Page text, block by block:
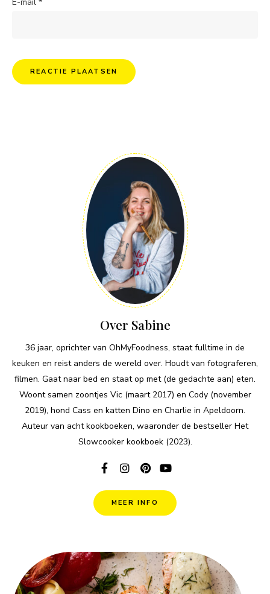
Over Sabine
36 jaar, oprichter van OhMyFoodness, staat fulltime in de
keuken en reist anders de wereld over. Houdt van fotograferen,
filmen. Gaat naar bed en staat op met (de gedachte aan) eten.
Woont samen zoontjes Vic (maart 2017) en Cody (november
2019), hond Cass en katten Dino en Charlie in Apeldoorn.
Auteur van acht kookboeken, waaronder de bestseller Het
Slowcooker kookboek (2023).
MEER INFO